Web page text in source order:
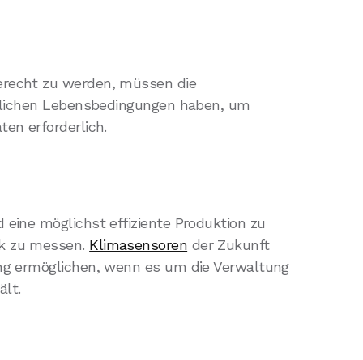
zu werden, müssen die
Lebensbedingungen haben, um
erforderlich.
möglichst effiziente Produktion zu
zu messen. Klimasensoren der Zukunft
ermöglichen, wenn es um die Verwaltung